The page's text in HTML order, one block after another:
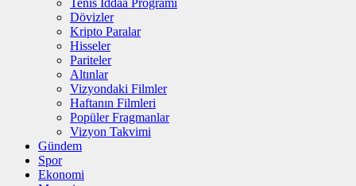
Tenis İddaa Programı
Dövizler
Kripto Paralar
Hisseler
Pariteler
Altınlar
Vizyondaki Filmler
Haftanın Filmleri
Popüler Fragmanlar
Vizyon Takvimi
Gündem
Spor
Ekonomi